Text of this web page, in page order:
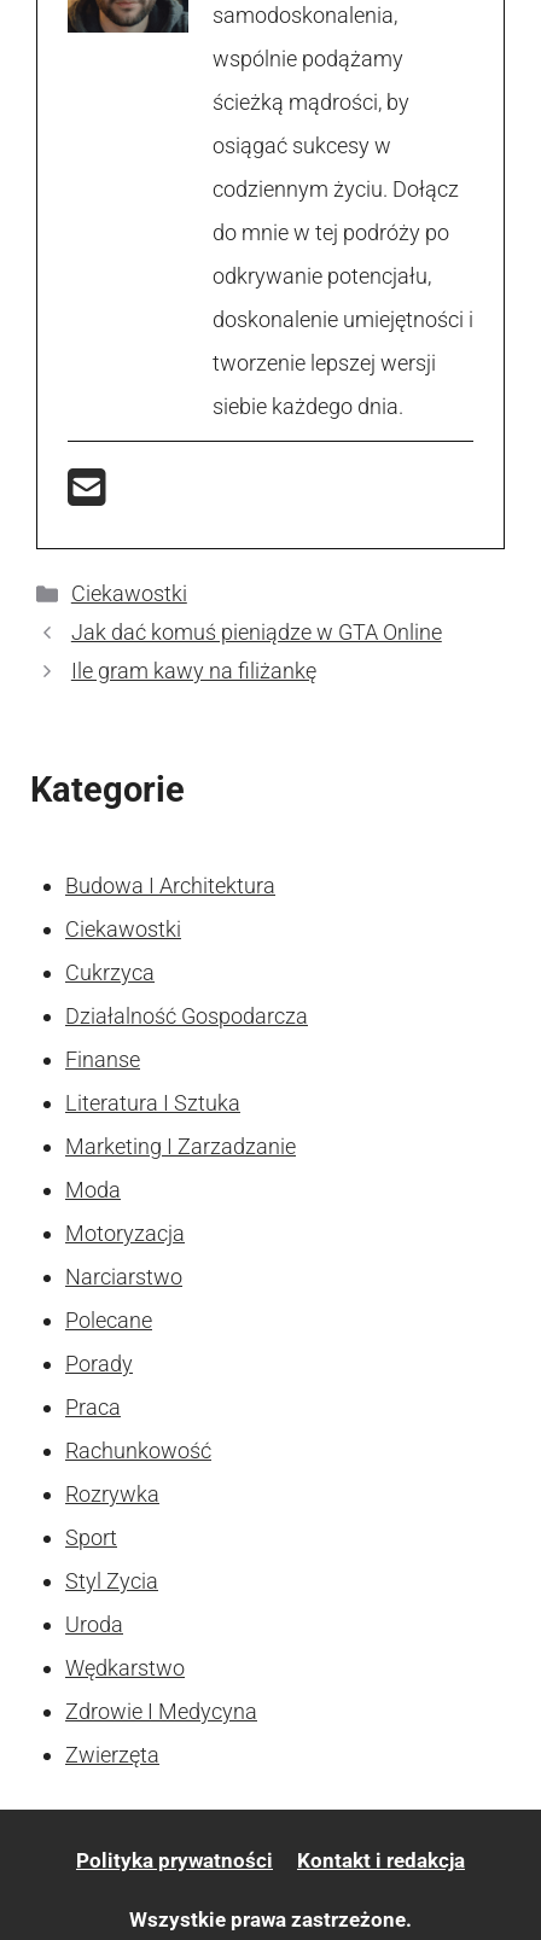
samodoskonalenia,
wspólnie podążamy
ścieżką mądrości, by
osiągać sukcesy w
codziennym życiu. Dołącz
do mnie w tej podróży po
odkrywanie potencjału,
doskonalenie umiejętności i
tworzenie lepszej wersji
siebie każdego dnia.
Kategorie
Ciekawostki
Jak dać komuś pieniądze w GTA Online
Ile gram kawy na filiżankę
Kategorie
Budowa I Architektura
Ciekawostki
Cukrzyca
Działalność Gospodarcza
Finanse
Literatura I Sztuka
Marketing I Zarzadzanie
Moda
Motoryzacja
Narciarstwo
Polecane
Porady
Praca
Rachunkowość
Rozrywka
Sport
Styl Zycia
Uroda
Wędkarstwo
Zdrowie I Medycyna
Zwierzęta
Polityka prywatności Kontakt i redakcja
Wszystkie prawa zastrzeżone.